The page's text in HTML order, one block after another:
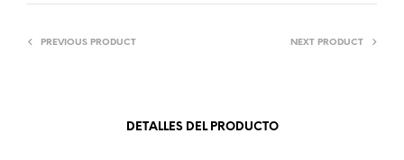
PREVIOUS PRODUCT NEXT PRODUCT
DETALLES DEL PRODUCTO